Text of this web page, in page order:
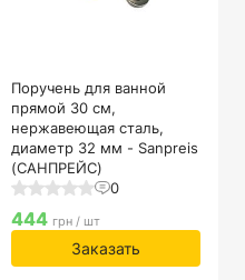
Поручень для ванной
прямой 30 см,
нержавеющая сталь,
диаметр 32 мм - Sanpreis
(САНПРЕЙС)
0
444 грн / шт
Заказать